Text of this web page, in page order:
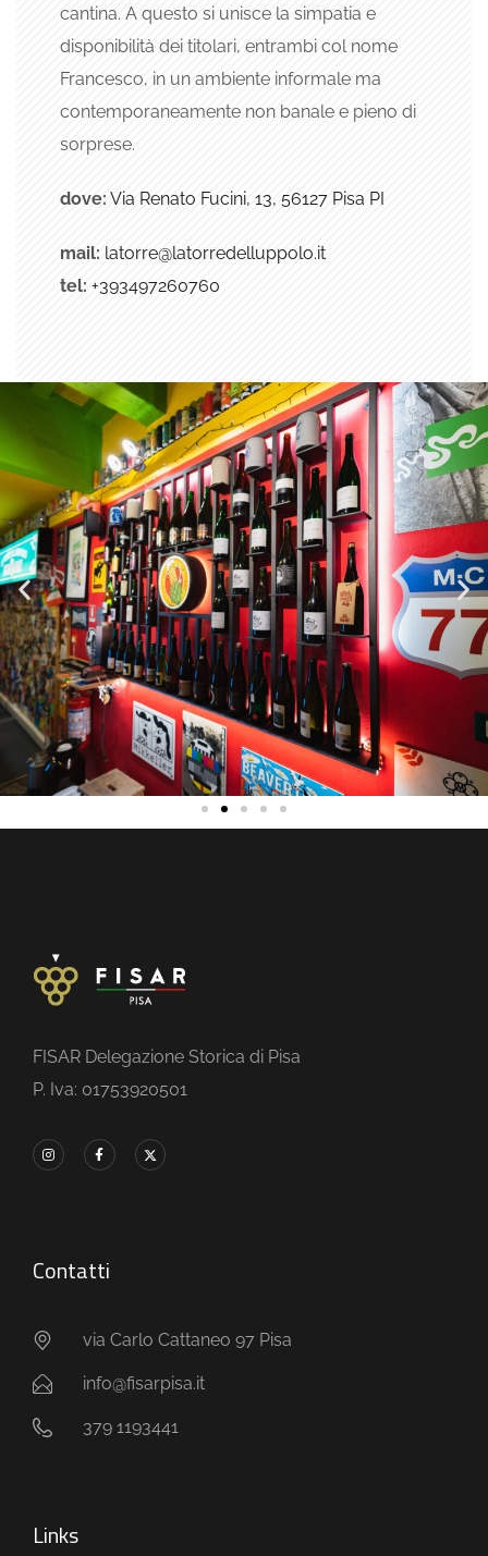
cantina. A questo si unisce la simpatia e
disponibilità dei titolari, entrambi col nome
Francesco, in un ambiente informale ma
contemporaneamente non banale e pieno di
sorprese.
dove: Via Renato Fucini, 13, 56127 Pisa PI
mail: latorre@latorredelluppolo.it
tel: +393497260760
FISAR Delegazione Storica di Pisa
P. Iva: 01753920501
Contatti
via Carlo Cattaneo 97 Pisa
info@fisarpisa.it
379 1193441
Links